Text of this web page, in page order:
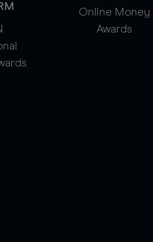
Online Money
Awards